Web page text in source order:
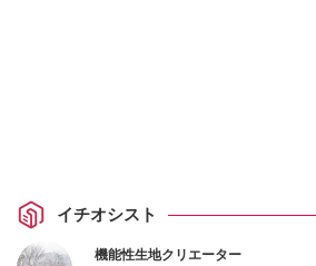
イチオシスト
機能性生地クリエーター